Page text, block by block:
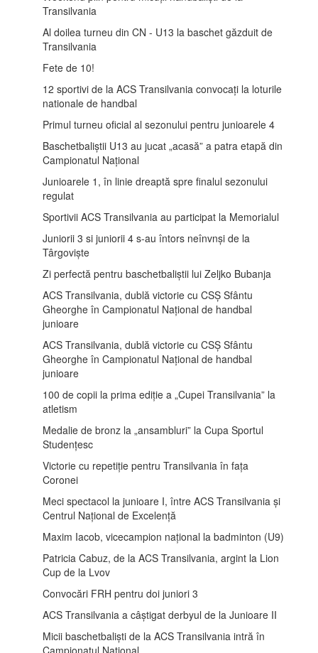
Transilvania
Al doilea turneu din CN - U13 la baschet găzduit de
Transilvania
Fete de 10!
12 sportivi de la ACS Transilvania convocați la loturile
nationale de handbal
Primul turneu oficial al sezonului pentru junioarele 4
Baschetbaliștii U13 au jucat „acasă” a patra etapă din
Campionatul Național
Junioarele 1, în linie dreaptă spre finalul sezonului
regulat
Sportivii ACS Transilvania au participat la Memorialul
Juniorii 3 si juniorii 4 s-au întors neînvnși de la
Târgoviște
Zi perfectă pentru baschetbaliștii lui Zeljko Bubanja
ACS Transilvania, dublă victorie cu CSȘ Sfântu
Gheorghe în Campionatul Național de handbal
junioare
ACS Transilvania, dublă victorie cu CSȘ Sfântu
Gheorghe în Campionatul Național de handbal
junioare
100 de copii la prima ediție a „Cupei Transilvania” la
atletism
Medalie de bronz la „ansambluri” la Cupa Sportul
Studențesc
Victorie cu repetiție pentru Transilvania în fața
Coronei
Meci spectacol la junioare I, între ACS Transilvania și
Centrul Național de Excelență
Maxim Iacob, vicecampion național la badminton (U9)
Patricia Cabuz, de la ACS Transilvania, argint la Lion
Cup de la Lvov
Convocări FRH pentru doi juniori 3
ACS Transilvania a câștigat derbyul de la Junioare II
Micii baschetbaliști de la ACS Transilvania intră în
Campionatul Național